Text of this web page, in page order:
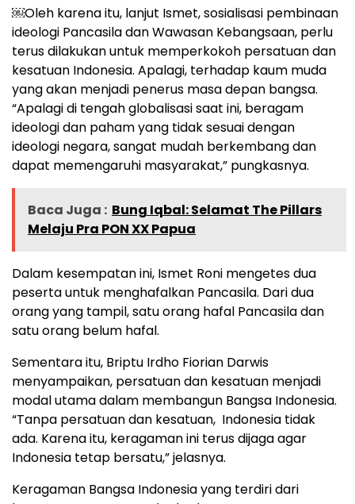
￼Oleh karena itu, lanjut Ismet, sosialisasi pembinaan
ideologi Pancasila dan Wawasan Kebangsaan, perlu
terus dilakukan untuk memperkokoh persatuan dan
kesatuan Indonesia. Apalagi, terhadap kaum muda
yang akan menjadi penerus masa depan bangsa.
“Apalagi di tengah globalisasi saat ini, beragam
ideologi dan paham yang tidak sesuai dengan
ideologi negara, sangat mudah berkembang dan
dapat memengaruhi masyarakat,” pungkasnya.
Baca Juga : Bung Iqbal: Selamat The Pillars
Melaju Pra PON XX Papua
Dalam kesempatan ini, Ismet Roni mengetes dua
peserta untuk menghafalkan Pancasila. Dari dua
orang yang tampil, satu orang hafal Pancasila dan
satu orang belum hafal.
Sementara itu, Briptu Irdho Fiorian Darwis
menyampaikan, persatuan dan kesatuan menjadi
modal utama dalam membangun Bangsa Indonesia.
“Tanpa persatuan dan kesatuan, Indonesia tidak
ada. Karena itu, keragaman ini terus dijaga agar
Indonesia tetap bersatu,” jelasnya.
Keragaman Bangsa Indonesia yang terdiri dari